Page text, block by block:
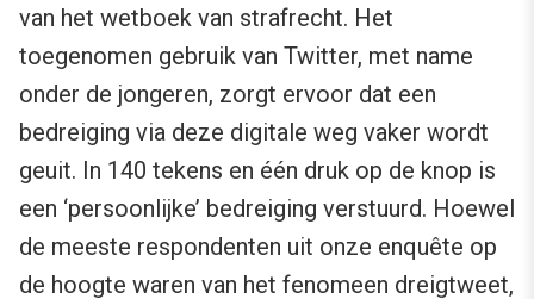
van het wetboek van strafrecht. Het
toegenomen gebruik van Twitter, met name
onder de jongeren, zorgt ervoor dat een
bedreiging via deze digitale weg vaker wordt
geuit. In 140 tekens en één druk op de knop is
een ‘persoonlijke’ bedreiging verstuurd. Hoewel
de meeste respondenten uit onze enquête op
de hoogte waren van het fenomeen dreigtweet,